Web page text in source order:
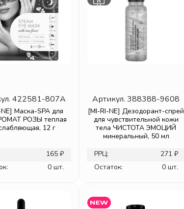
422581-807A
Маска-SPA для
РОЗЫ теплая
12 г
165 ₽
0 шт.
Артикул.388388-9608
[MI-RI-NE] Дезодорант-спрей
для чувствительной кожи
тела ЧИСТОТА ЭМОЦИЙ
минеральный, 50 мл
РРЦ:
271 ₽
Остаток:
0 шт.